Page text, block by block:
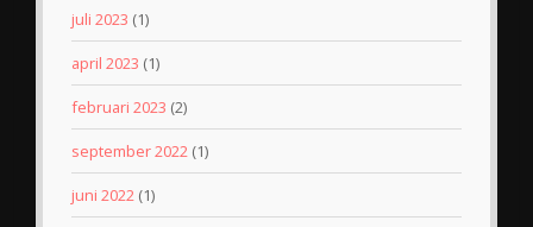
juli 2023 (1)
april 2023 (1)
februari 2023 (2)
september 2022 (1)
juni 2022 (1)